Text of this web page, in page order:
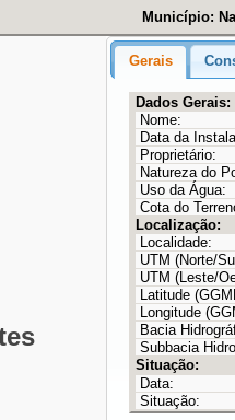
Município:
Gerais
Dados Gerais:
Nome:
Data da
Proprietário:
Natureza do
Uso da Água:
Cota do
Localização:
Localidade:
UTM (Norte/
UTM (Leste/
Latitude
Longitude
Bacia
Subbacia
Situação:
Data:
Situação: